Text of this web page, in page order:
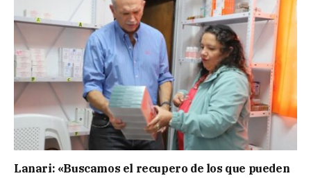
Lanari: «Buscamos el recupero de los que pueden